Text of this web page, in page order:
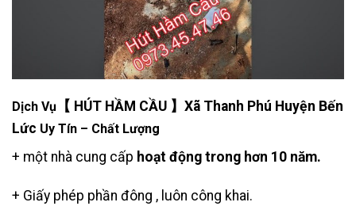
Dịch Vụ 【 HÚT HẦM CẦU 】Xã Thanh Phú Huyện Bến
Lức Uy Tín – Chất Lượng
+ một nhà cung cấp hoạt động trong hơn 10 năm.
+ Giấy phép phần đông , luôn công khai.